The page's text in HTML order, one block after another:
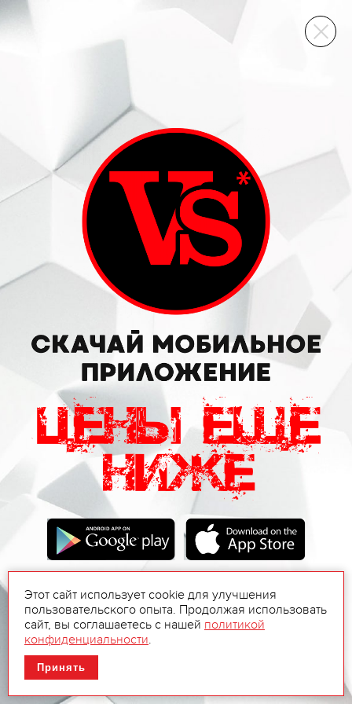
ВИННЫЙ СКЛАД
Этот сайт использует cookie для улучшения
пользовательского опыта. Продолжая использовать
сайт, вы соглашаетесь с нашей политикой
конфиденциальности.
Принять